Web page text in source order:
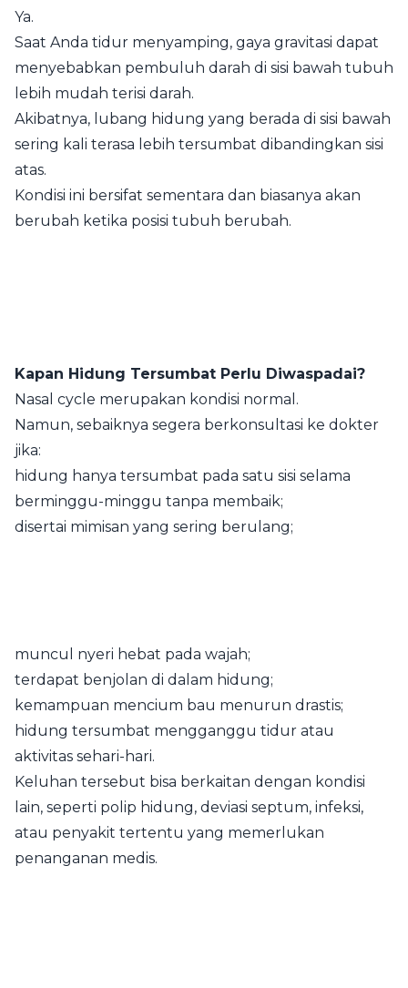
Ya.
Saat Anda tidur menyamping, gaya gravitasi dapat
menyebabkan pembuluh darah di sisi bawah tubuh
lebih mudah terisi darah.
Akibatnya, lubang hidung yang berada di sisi bawah
sering kali terasa lebih tersumbat dibandingkan sisi
atas.
Kondisi ini bersifat sementara dan biasanya akan
berubah ketika posisi tubuh berubah.
Kapan Hidung Tersumbat Perlu Diwaspadai?
Nasal cycle merupakan kondisi normal.
Namun, sebaiknya segera berkonsultasi ke dokter
jika:
hidung hanya tersumbat pada satu sisi selama
berminggu-minggu tanpa membaik;
disertai mimisan yang sering berulang;
muncul nyeri hebat pada wajah;
terdapat benjolan di dalam hidung;
kemampuan mencium bau menurun drastis;
hidung tersumbat mengganggu tidur atau
aktivitas sehari-hari.
Keluhan tersebut bisa berkaitan dengan kondisi
lain, seperti polip hidung, deviasi septum, infeksi,
atau penyakit tertentu yang memerlukan
penanganan medis.